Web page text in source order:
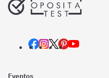
Eventos